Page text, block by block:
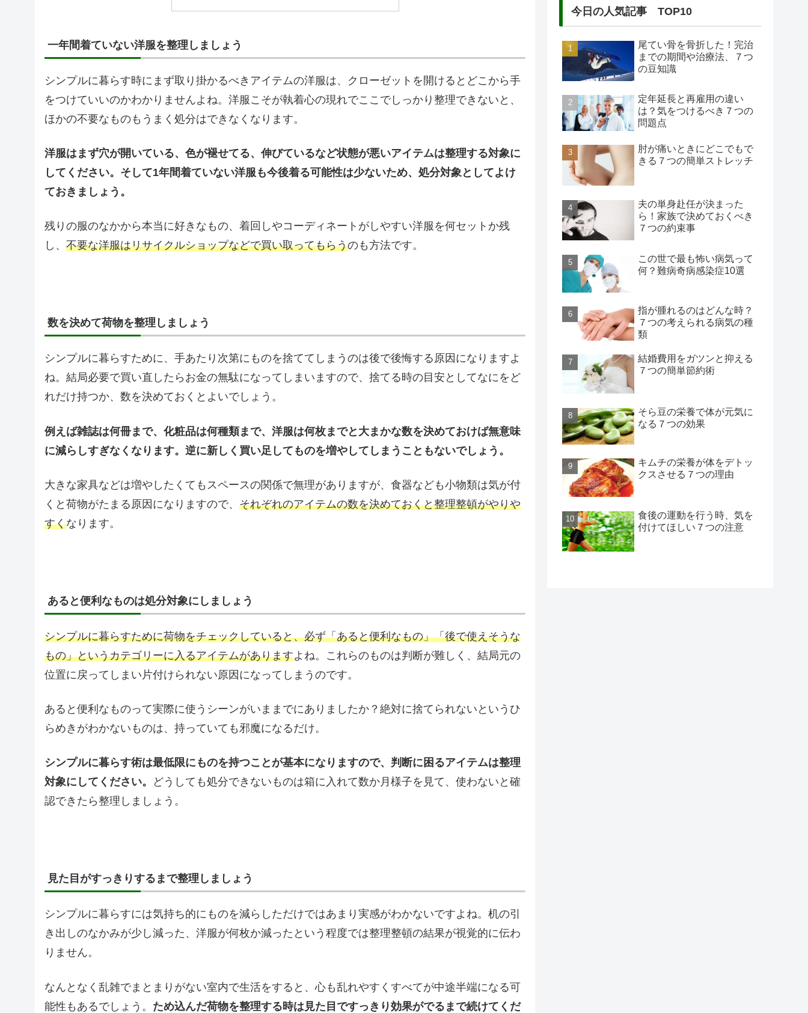
一年間着ていない洋服を整理しましょう
シンプルに暮らす時にまず取り掛かるべきアイテムの洋服は、クローゼットを開けるとどこから手
をつけていいのかわかりませんよね。洋服こそが執着心の現れでここでしっかり整理できないと、
ほかの不要なものもうまく処分はできなくなります。
洋服はまず穴が開いている、色が褪せてる、伸びているなど状態が悪いアイテムは整理する対象に
してください。そして1年間着ていない洋服も今後着る可能性は少ないため、処分対象としてよけ
ておきましょう。
残りの服のなかから本当に好きなもの、着回しやコーディネートがしやすい洋服を何セットか残
し、 不要な洋服はリサイクルショップなどで買い取ってもらうのも方法です。
数を決めて荷物を整理しましょう
シンプルに暮らすために、手あたり次第にものを捨ててしまうのは後で後悔する原因になりますよ
ね。結局必要で買い直したらお金の無駄になってしまいますので、捨てる時の目安としてなにをど
れだけ持つか、数を決めておくとよいでしょう。
例えば雑誌は何冊まで、化粧品は何種類まで、洋服は何枚までと大まかな数を決めておけば無意味
に減らしすぎなくなります。逆に新しく買い足してものを増やしてしまうこともないでしょう。
大きな家具などは増やしたくてもスペースの関係で無理がありますが、食器なども小物類は気が付
くと荷物がたまる原因になりますので、 それぞれのアイテムの数を決めておくと整理整頓がやりや
すくなります。
あると便利なものは処分対象にしましょう
シンプルに暮らすために荷物をチェックしていると、必ず「あると便利なもの」「後で使えそうな
もの」というカテゴリーに入るアイテムがありますよね。これらのものは判断が難しく、結局元の
位置に戻ってしまい片付けられない原因になってしまうのです。
あると便利なものって実際に使うシーンがいままでにありましたか？絶対に捨てられないというひ
らめきがわかないものは、持っていても邪魔になるだけ。
シンプルに暮らす術は最低限にものを持つことが基本になりますので、判断に困るアイテムは整理
対象にしてください。
どうしても処分できないものは箱に入れて数か月様子を見て、使わないと確
認できたら整理しましょう。
見た目がすっきりするまで整理しましょう
シンプルに暮らすには気持ち的にものを減らしただけではあまり実感がわかないですよね。机の引
き出しのなかみが少し減った、洋服が何枚か減ったという程度では整理整頓の結果が視覚的に伝わ
りません。
なんとなく乱雑でまとまりがない室内で生活をすると、心も乱れやすくすべてが中途半端になる可
能性もあるでしょう。 ため込んだ荷物を整理する時は見た目ですっきり効果がでるまで続けてくだ
今日の人気記事 TOP10
尾てい骨を骨折した！完治
までの期間や治療法、７つ
の豆知識
定年延長と再雇用の違い
は？気をつけるべき７つの
問題点
肘が痛いときにどこでもで
きる７つの簡単ストレッチ
夫の単身赴任が決まった
ら！家族で決めておくべき
７つの約束事
この世で最も怖い病気って
何？難病奇病感染症10選
指が腫れるのはどんな時？
７つの考えられる病気の種
類
結婚費用をガツンと抑える
７つの簡単節約術
そら豆の栄養で体が元気に
なる７つの効果
キムチの栄養が体をデトッ
クスさせる７つの理由
食後の運動を行う時、気を
付けてほしい７つの注意